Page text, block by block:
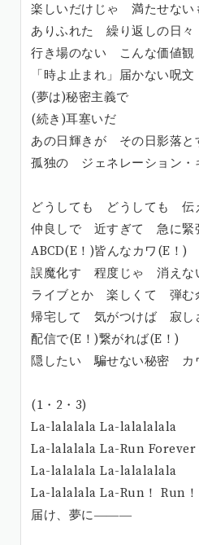
楽しいだけじゃ 満たせない
ありふれた 繰り返しの日々
行き場のない こんな価値観
「時よ止まれ」届かない呪文
(夢は)秘密主義で
(続き)耳塞いだ
あの日輝きが その日影落と
孤独の ジェネレーション・
どうしても どうしても 伝
仲良しで 近すぎて 急に緊
ABCD(E！)皆んなカワ(E！)
誤魔化す 程度じゃ 消えな
ライブとか 楽しくて 弾む
帰宅して 気がつけば 寂し
配信で(E！)繋がれば(E！)
隠したい 騙せない秘密 カ
(1・2・3)
La-lalalala La-lalalalala
La-lalalala La-Run Forever
La-lalalala La-lalalalala
La-lalalala La-Run！ Run！
届け、夢に―――